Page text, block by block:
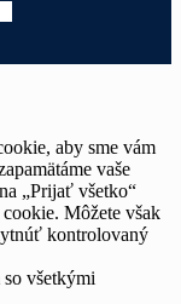
aby sme vám
vaše
„Prijať všetko“
Môžete však
kontrolovaný
so všetkými